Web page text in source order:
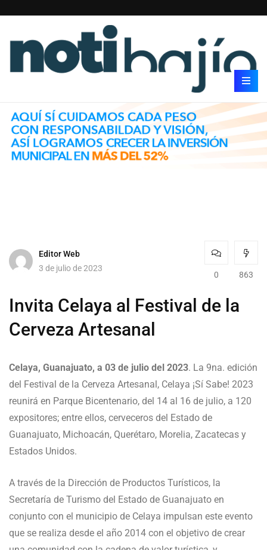
Editor Web
3 de julio de 2023
0 863
Invita Celaya al Festival de la
Cerveza Artesanal
Celaya, Guanajuato, a 03 de julio del 2023. La 9na. edición
del Festival de la Cerveza Artesanal, Celaya ¡Sí Sabe! 2023
reunirá en Parque Bicentenario, del 14 al 16 de julio, a 120
expositores; entre ellos, cerveceros del Estado de
Guanajuato, Michoacán, Querétaro, Morelia, Zacatecas y
Estados Unidos.
A través de la Dirección de Productos Turísticos, la
Secretaría de Turismo del Estado de Guanajuato en
conjunto con el municipio de Celaya impulsan este evento
que se realiza desde el año 2014 con el objetivo de crear